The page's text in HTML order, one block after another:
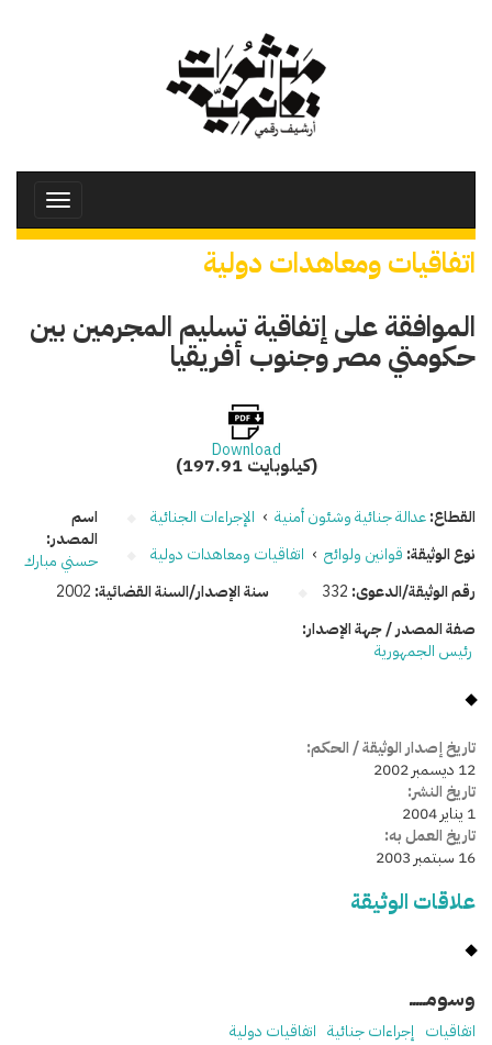
Toggle
اتفاقيات ومعاهدات دولية
الموافقة على إتفاقية تسليم المجرمين بين
حكومتي مصر وجنوب أفريقيا
Download
(197.91 كيلوبايت)
القطاع:عدالة جنائية وشئون أمنية › الإجراءات الجنائية
نوع الوثيقة: قوانين ولوائح › اتفاقيات ومعاهدات دولية
رقم الوثيقة/الدعوى: 332 سنة الإصدار/السنة القضائية: 2002
اسم
المصدر:
حسني مبارك
صفة المصدر / جهة الإصدار:
رئيس الجمهورية
تاريخ إصدار الوثيقة / الحكم:
12 ديسمبر 2002
تاريخ النشر:
1 يناير 2004
تاريخ العمل به:
16 سبتمبر 2003
علاقات الوثيقة
وسومـــــ
اتفاقيات إجراءات جنائية اتفاقيات دولية